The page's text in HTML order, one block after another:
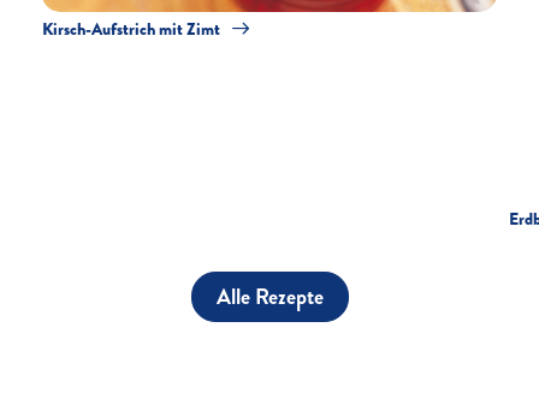
Kirsch-Aufstrich mit Zimt
Alle Rezepte